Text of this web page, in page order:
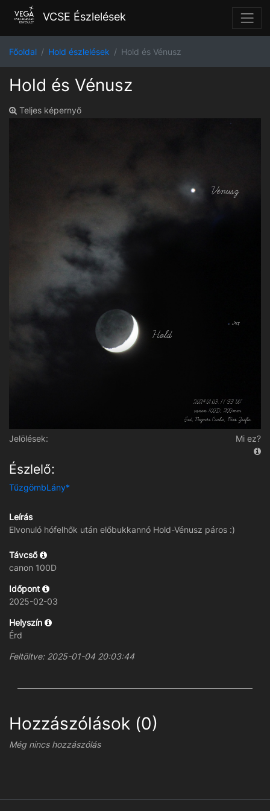
VCSE Észlelések
Főoldal Hold észlelések Hold és Vénusz
Hold és Vénusz
Teljes képernyő
Jelölések: Mi ez?
Észlelő:
TűzgömbLány*
Leírás
Elvonuló hófelhők után előbukkannó Hold-Vénusz páros :)
Távcső
canon 100D
Időpont
2025-02-03
Helyszín
Érd
Feltöltve: 2025-01-04 20:03:44
Hozzászólások (0)
Még nincs hozzászólás